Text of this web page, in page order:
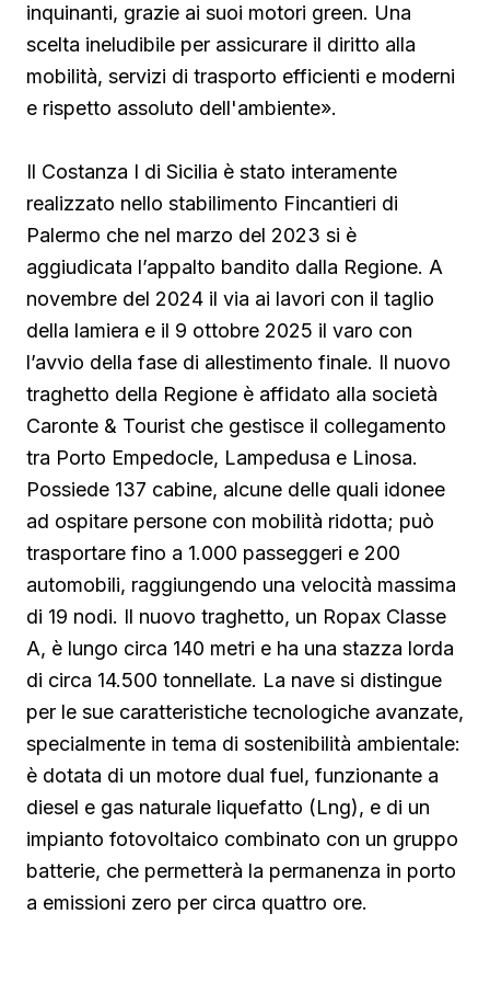
inquinanti, grazie ai suoi motori green. Una
scelta ineludibile per assicurare il diritto alla
mobilità, servizi di trasporto efficienti e moderni
e rispetto assoluto dell'ambiente».
Il Costanza I di Sicilia è stato interamente
realizzato nello stabilimento Fincantieri di
Palermo che nel marzo del 2023 si è
aggiudicata l’appalto bandito dalla Regione. A
novembre del 2024 il via ai lavori con il taglio
della lamiera e il 9 ottobre 2025 il varo con
l’avvio della fase di allestimento finale. Il nuovo
traghetto della Regione è affidato alla società
Caronte & Tourist che gestisce il collegamento
tra Porto Empedocle, Lampedusa e Linosa.
Possiede 137 cabine, alcune delle quali idonee
ad ospitare persone con mobilità ridotta; può
trasportare fino a 1.000 passeggeri e 200
automobili, raggiungendo una velocità massima
di 19 nodi. Il nuovo traghetto, un Ropax Classe
A, è lungo circa 140 metri e ha una stazza lorda
di circa 14.500 tonnellate. La nave si distingue
per le sue caratteristiche tecnologiche avanzate,
specialmente in tema di sostenibilità ambientale:
è dotata di un motore dual fuel, funzionante a
diesel e gas naturale liquefatto (Lng), e di un
impianto fotovoltaico combinato con un gruppo
batterie, che permetterà la permanenza in porto
a emissioni zero per circa quattro ore.